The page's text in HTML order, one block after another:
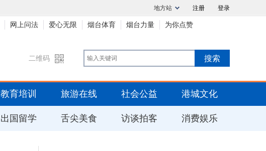
地方站 注册 登录
网上问法 爱心无限 烟台体育 烟台力量 为你点赞
二维码
教育培训 旅游在线 社会公益 港城文化
出国留学 舌尖美食 访谈拍客 消费娱乐